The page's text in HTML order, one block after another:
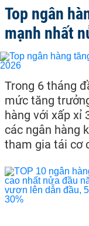
Top ngân
mạnh nhất
Trong 6 tháng
mức tăng
hàng với xấp xỉ
các ngân hàng
tham gia tái cơ